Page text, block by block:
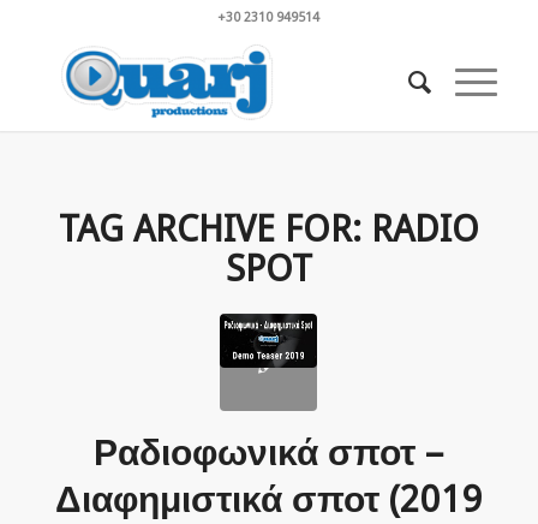
+30 2310 949514
TAG ARCHIVE FOR: RADIO
SPOT
Ραδιοφωνικά σποτ –
Διαφημιστικά σποτ (2019